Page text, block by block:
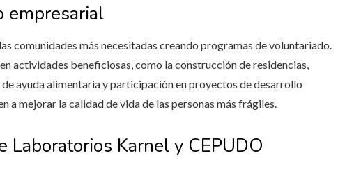
empresarial
comunidades más necesitadas creando programas de voluntariado.
actividades beneficiosas, como la construcción de residencias,
ayuda alimentaria y participación en proyectos de desarrollo
mejorar la calidad de vida de las personas más frágiles.
Laboratorios Karnel y CEPUDO